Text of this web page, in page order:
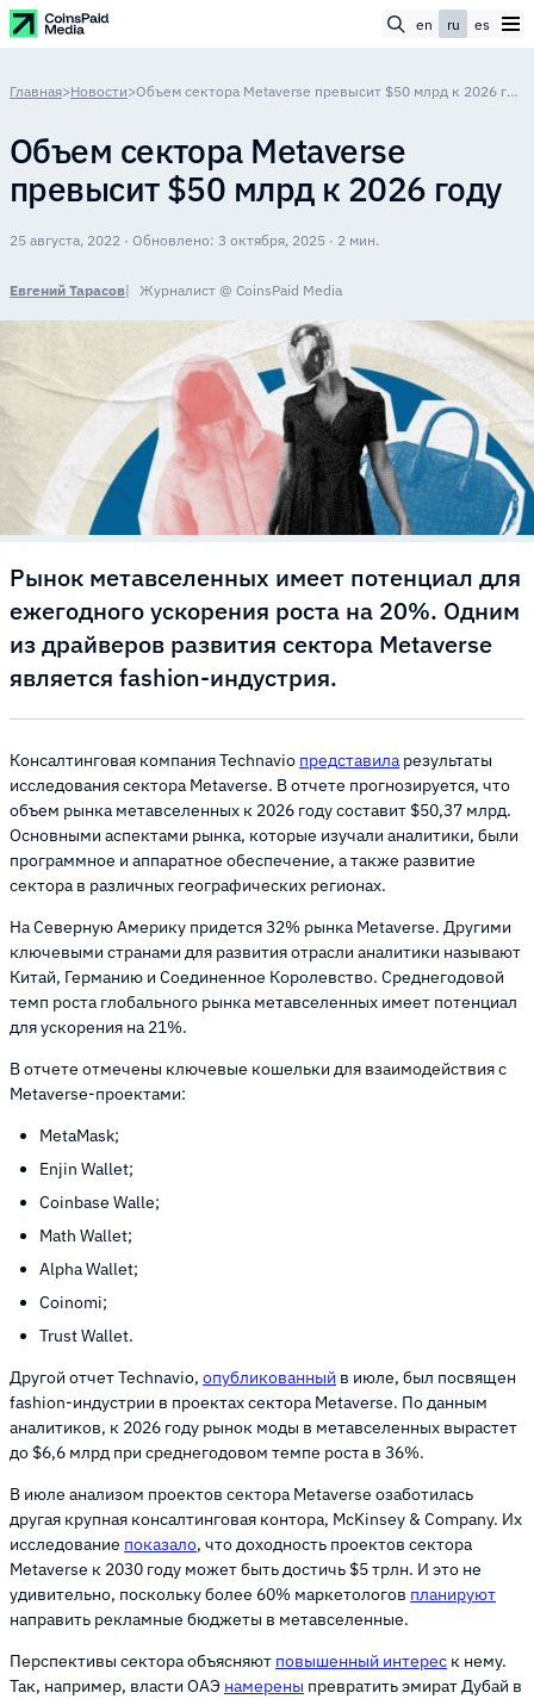
en ru es
Главная>Новости> Объем сектора Metaverse превысит $50 млрд к 2026 году
Объем сектора Metaverse
превысит $50 млрд к 2026 году
25 августа, 2022 · Обновлено: 3 октября, 2025 · 2 мин.
Евгений Тарасов Журналист @ CoinsPaid Media
Рынок метавселенных имеет потенциал для
ежегодного ускорения роста на 20%. Одним
из драйверов развития сектора Metaverse
является fashion-индустрия.
Консалтинговая компания Technavio представила результаты
исследования сектора Metaverse. В отчете прогнозируется, что
объем рынка метавселенных к 2026 году составит $50,37 млрд.
Основными аспектами рынка, которые изучали аналитики, были
программное и аппаратное обеспечение, а также развитие
сектора в различных географических регионах.
На Северную Америку придется 32% рынка Metaverse. Другими
ключевыми странами для развития отрасли аналитики называют
Китай, Германию и Соединенное Королевство. Среднегодовой
темп роста глобального рынка метавселенных имеет потенциал
для ускорения на 21%.
В отчете отмечены ключевые кошельки для взаимодействия с
Metaverse-проектами:
MetaMask;
Enjin Wallet;
Coinbase Walle;
Math Wallet;
Alpha Wallet;
Coinomi;
Trust Wallet.
Другой отчет Technavio, опубликованный в июле, был посвящен
fashion-индустрии в проектах сектора Metaverse. По данным
аналитиков, к 2026 году рынок моды в метавселенных вырастет
до $6,6 млрд при среднегодовом темпе роста в 36%.
В июле анализом проектов сектора Metaverse озаботилась
другая крупная консалтинговая контора, McKinsey & Company. Их
исследование показало, что доходность проектов сектора
Metaverse к 2030 году может быть достичь $5 трлн. И это не
удивительно, поскольку более 60% маркетологов планируют
направить рекламные бюджеты в метавселенные.
Перспективы сектора объясняют повышенный интерес к нему.
Так, например, власти ОАЭ намерены превратить эмират Дубай в